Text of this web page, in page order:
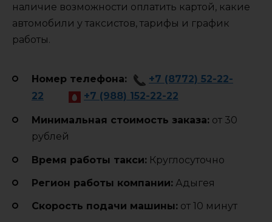
наличие возможности оплатить картой, какие
автомобили у таксистов, тарифы и график
работы.
Номер телефона:
+7 (8772) 52-22-
22
+7 (988) 152-22-22
Минимальная стоимость заказа: от 30
рублей
Время работы такси: Круглосуточно
Регион работы компании: Адыгея
Cкорость подачи машины: от 10 минут